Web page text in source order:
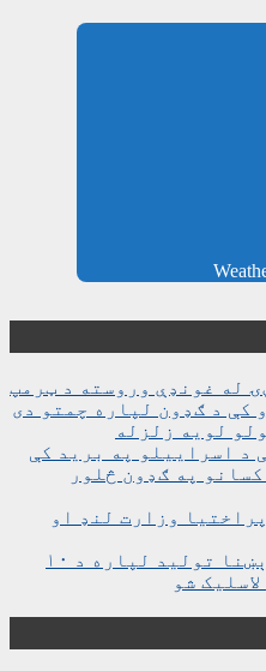
له غونډې وروسته د ټرمپ
کې د ګډون لپاره چمتو دی
لویه زلزله
د اسراییلو په برید کې
په روغتون باندې د ۱۵ کسانو په ګډون څلور
وزارت لنډ او
د ۱۰ زره میګاواټه برېښنا تولید لپاره د ۱۰
شو